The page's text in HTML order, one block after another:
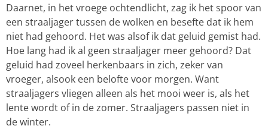
Daarnet, in het vroege ochtendlicht, zag ik het spoor van
een straaljager tussen de wolken en besefte dat ik hem
niet had gehoord. Het was alsof ik dat geluid gemist had.
Hoe lang had ik al geen straaljager meer gehoord? Dat
geluid had zoveel herkenbaars in zich, zeker van
vroeger, alsook een belofte voor morgen. Want
straaljagers vliegen alleen als het mooi weer is, als het
lente wordt of in de zomer. Straaljagers passen niet in
de winter.